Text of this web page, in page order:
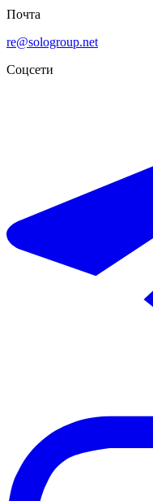
Продажа коммерческого
140 m²
Почта
re@sologroup.net
Соцсети